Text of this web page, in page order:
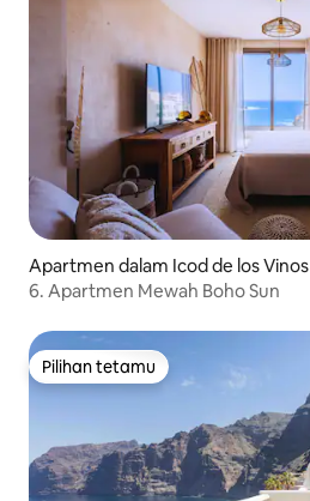
Apartmen dalam Icod de los Vinos
6. Apartmen Mewah Boho Sun
Pilihan tetamu
Pilihan tetamu